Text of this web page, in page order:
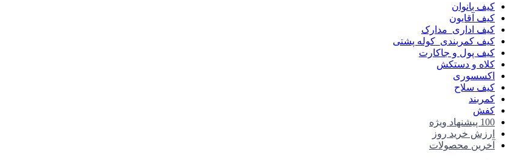
کیف بانوان
کیف آقایون
کیف اداری_مدارک
کیف کمربندی_کوله پشتی
کیف پول و جاکارت
کلاه و دستکش
اکسسوری
کیف سلاح
کمربند
کفش
100 پیشنهاد ویژه
ارزش خرید روز
آخرین محصولات